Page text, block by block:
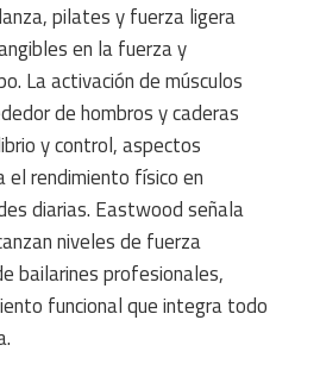
pilates y fuerza ligera
en la fuerza y
La activación de músculos
de hombros y caderas
y control, aspectos
rendimiento físico en
diarias. Eastwood señala
niveles de fuerza
bailarines profesionales,
funcional que integra todo